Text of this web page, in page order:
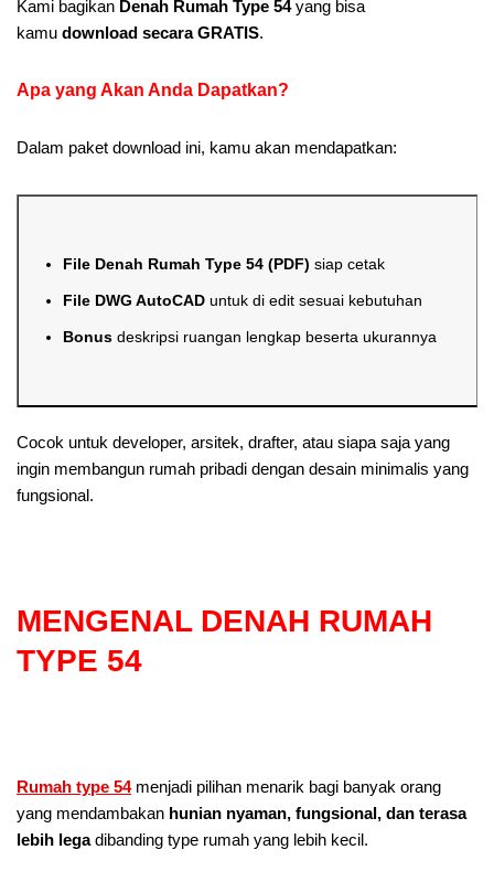
Kami bagikan Denah Rumah Type 54yang bisa
kamu download secara GRATIS.
Apa yang Akan Anda Dapatkan?
Dalam paket download ini, kamu akan mendapatkan:
File Denah Rumah Type 54 (PDF) siap cetak
File DWG AutoCAD untuk di edit sesuai kebutuhan
Bonus deskripsi ruangan lengkap beserta ukurannya
Cocok untuk developer, arsitek, drafter, atau siapa saja yang
ingin membangun rumah pribadi dengan desain minimalis yang
fungsional.
MENGENAL DENAH RUMAH
TYPE 54
Rumah type 54menjadi pilihan menarik bagi banyak orang
yang mendambakan hunian nyaman, fungsional, dan terasa
lebih legadibanding type rumah yang lebih kecil.